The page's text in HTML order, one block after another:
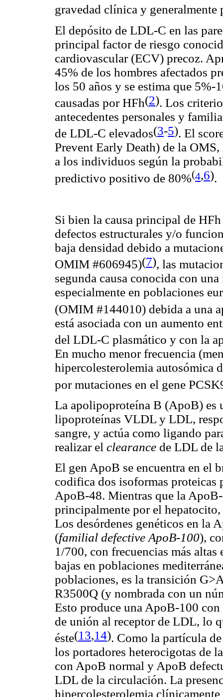
gravedad clínica y
El depósito de LDL-C en las
principal factor de riesgo
cardiovascular (ECV) precoz.
45% de los hombres afectados
los 50 años y se estima que 5%-
causadas por HFh(2). Los
antecedentes personales y
de LDL-C elevados(3-5). El
Prevent Early Death) de la
a los individuos según la
predictivo positivo de 80%(4,6).
Si bien la causa principal de
defectos estructurales y/o
baja densidad debido a
OMIM #606945)(7), las
segunda causa conocida con
especialmente en poblaciones
(OMIM #144010) debida a una
está asociada con un aumento
del LDL-C plasmático y con la
En mucho menor frecuencia
hipercolesterolemia autosómica
por mutaciones en el gene
La apolipoproteína B (ApoB) es
lipoproteínas VLDL y LDL,
sangre, y actúa como ligando
realizar el clearance de LDL de
El gen ApoB se encuentra en el
codifica dos isoformas proteicas
ApoB-48. Mientras que la ApoB-
principalmente por el
Los desórdenes genéticos en la
(familial defective ApoB-100),
1/700, con frecuencias más
bajas en poblaciones
poblaciones, es la transición
R3500Q (y nombrada con un
Esto produce una ApoB-100
de unión al receptor de LDL, lo
éste(13,14). Como la partícula
los portadores heterocigotas de
con ApoB normal y ApoB
LDL de la circulación. La
hipercolesterolemia